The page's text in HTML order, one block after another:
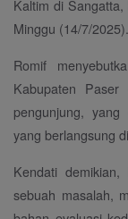
Kaltim di Sangatta,
Minggu (14/7/2025).
Romif
Kabupaten
pengunjung, yang
yang berlangsung
Kendati
sebuah masalah,